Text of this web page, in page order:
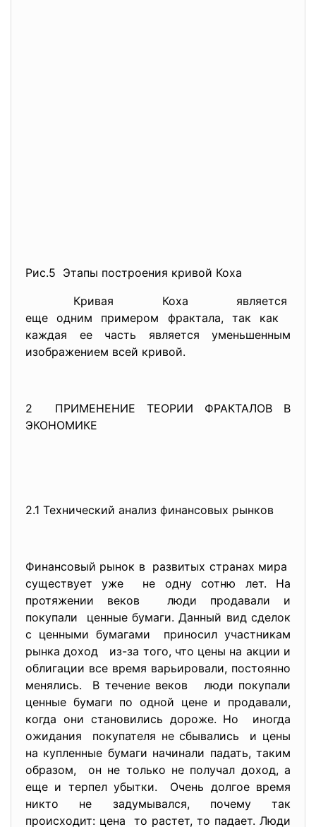
Рис.5 Этапы построения кривой Коха
Кривая Коха является
еще одним примером фрактала, так как
каждая ее часть является уменьшенным
изображением всей кривой.
2 ПРИМЕНЕНИЕ ТЕОРИИ ФРАКТАЛОВ В
ЭКОНОМИКЕ
2.1 Технический анализ финансовых рынков
Финансовый рынок в развитых странах мира
существует уже не одну сотню лет. На
протяжении веков люди продавали и
покупали ценные бумаги. Данный вид сделок
с ценными бумагами приносил участникам
рынка доход из-за того, что цены на акции и
облигации все время варьировали, постоянно
менялись. В течение веков люди покупали
ценные бумаги по одной цене и продавали,
когда они становились дороже. Но иногда
ожидания покупателя не сбывались и цены
на купленные бумаги начинали падать, таким
образом, он не только не получал доход, а
еще и терпел убытки. Очень долгое время
никто не задумывался, почему так
происходит: цена то растет, то падает. Люди